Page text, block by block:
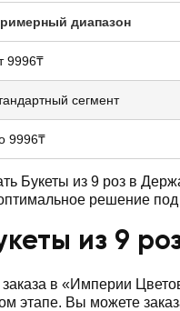
диапазон
9996₸
сегмент
9996₸
Букеты из 9 роз в
решение
из 9
в «Империи
этапе. Вы можете